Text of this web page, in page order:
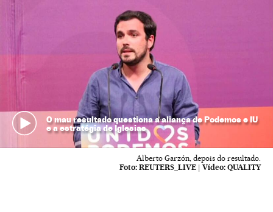
O mau resultado questiona a aliança de Podemos e IU
e a estratégia de Iglesias
Alberto Garzón, depois do resultado.
Foto: REUTERS_LIVE | Vídeo: QUALITY